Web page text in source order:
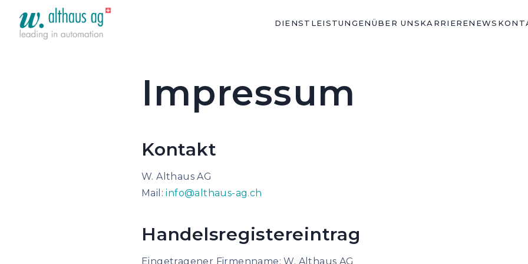
DIENSTLEISTUNGENÜBER UNSKARRIERENEWS
Impressum
Kontakt
W. Althaus AG
Mail:info@althaus-ag.ch
Handelsregistereintrag
Eingetragener Firmenname: W. Althaus AG